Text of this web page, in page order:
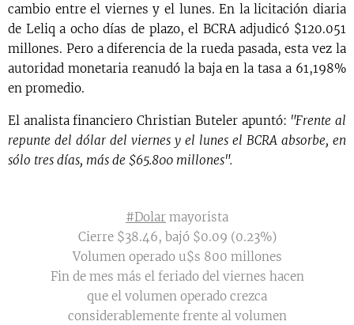
cambio entre el viernes y el lunes. En la licitación diaria
de Leliq a ocho días de plazo, el BCRA adjudicó $120.051
millones. Pero a diferencia de la rueda pasada, esta vez la
autoridad monetaria reanudó la baja en la tasa a 61,198%
en promedio.
El analista financiero Christian Buteler apuntó: "Frente al
repunte del dólar del viernes y el lunes el BCRA absorbe, en
sólo tres días, más de $65.800 millones".
#Dolar mayorista
Cierre $38.46, bajó $0.09 (0.23%)
Volumen operado u$s 800 millones
Fin de mes más el feriado del viernes hacen
que el volumen operado crezca
considerablemente frente al volumen